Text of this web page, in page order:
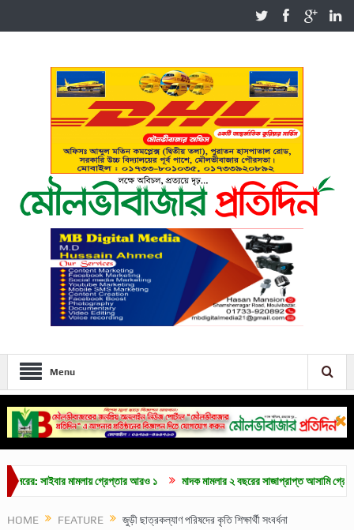
Menu
সাইবার মামলায় গ্রেপ্তার আরও ১ মাদক মামলার ২ বছরের সাজাপ্রাপ্ত আসামি গ্রেপ্তার
HOME FEATURE জুড়ী ছাত্রকল্যাণ পরিষদের কৃতি শিক্ষার্থী সংবর্ধনা